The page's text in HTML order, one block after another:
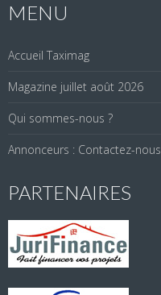
MENU
Accueil Taximag
Magazine juillet août 2026
Qui sommes-nous ?
Annonceurs : Contactez-nous
PARTENAIRES